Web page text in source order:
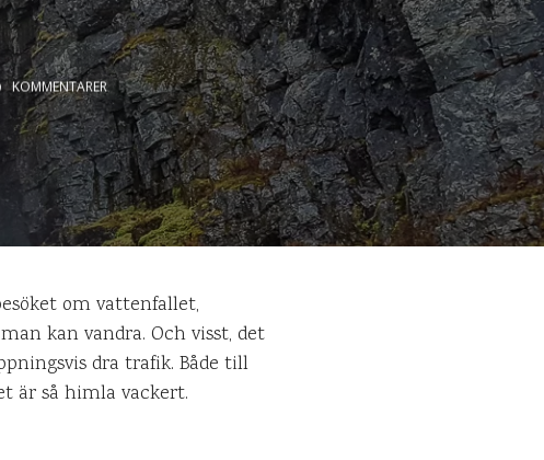
KOMMENTARER
om vattenfallet,
kan vandra. Och visst, det
dra trafik. Både till
är så himla vackert.